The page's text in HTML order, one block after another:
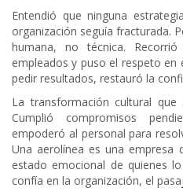
Entendió que ninguna
organización seguía fracturada.
humana, no técnica.
empleados y puso el respeto en
pedir resultados, restauró la
La transformación cultural
Cumplió compromisos
empoderó al personal para
Una aerolínea es una empresa
estado emocional de quienes
confía en la organización, el